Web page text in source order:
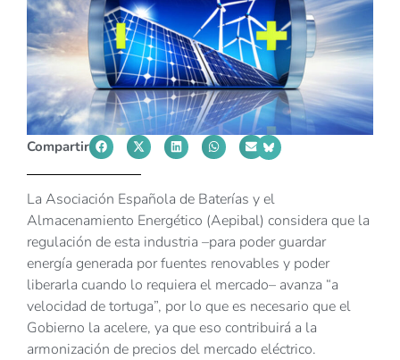
Compartir
La Asociación Española de Baterías y el
Almacenamiento Energético (Aepibal) considera que la
regulación de esta industria –para poder guardar
energía generada por fuentes renovables y poder
liberarla cuando lo requiera el mercado– avanza “a
velocidad de tortuga”, por lo que es necesario que el
Gobierno la acelere, ya que eso contribuirá a la
armonización de precios del mercado eléctrico.